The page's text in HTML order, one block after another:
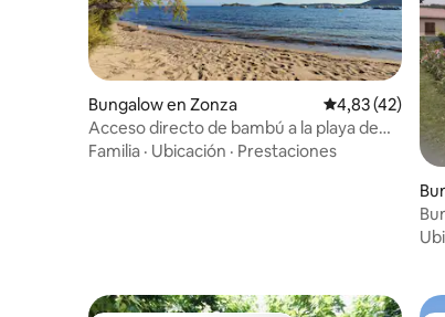
Bungalow en Zonza Calificación
4,83 (42)
Acceso directo de bambú a la playa de
mar y jardín
Familia · Ubicación · Prestaciones
a